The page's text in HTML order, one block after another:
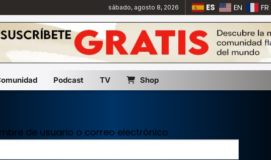
sábado, agosto 8, 2026 ES EN FR
Podcast TV Shop
de usuario o correo electrónico